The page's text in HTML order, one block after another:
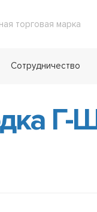
торговая марка
Сотрудничество
Г-